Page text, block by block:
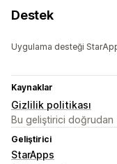
Destek
Uygulama desteği
Kaynaklar
Gizlilik politikası
Bu geliştirici
Geliştirici
StarApps